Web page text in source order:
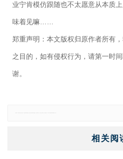
业宁肯模仿跟随也不太愿意从本质
味着见嘛……
郑重声明：本文版权归原作者所有
之目的，如有侵权行为，请第一时
谢。
相关阅